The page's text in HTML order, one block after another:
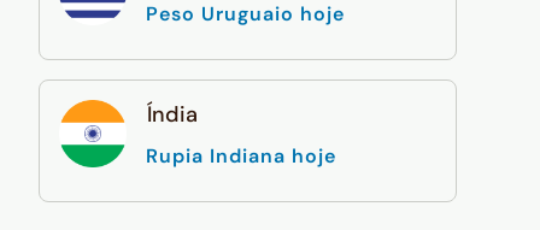
Peso Uruguaio hoje
Índia
Rupia Indiana hoje